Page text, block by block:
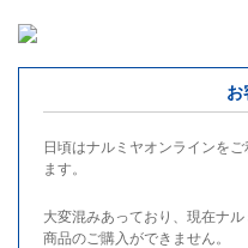
お
日頃はナルミヤオンラインを
ます。
大変混みあっており、現在ナ
商品のご購入ができません。